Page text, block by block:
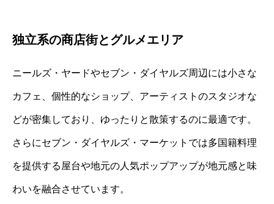
独立系の商店街とグルメエリア
ニールズ・ヤードやセブン・ダイヤルズ周辺には小さな
カフェ、個性的なショップ、アーティストのスタジオな
どが密集しており、ゆったりと散策するのに最適です。
さらにセブン・ダイヤルズ・マーケットでは多国籍料理
を提供する屋台や地元の人気ポップアップが地元感と味
わいを融合させています。